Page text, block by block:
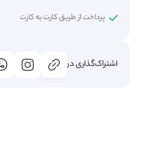
پرداخت از طریق کارت به کارت
اشتراک‌گذاری در